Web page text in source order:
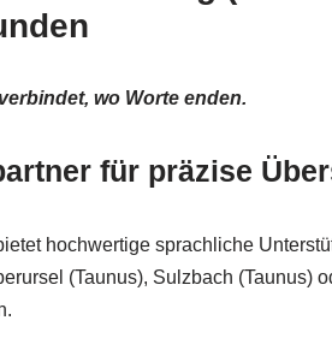
wo Worte enden.
für präzise
hochwertige sprachliche
(Taunus), Sulzbach (Taunus)